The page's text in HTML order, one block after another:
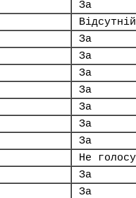
За
Відсутній
За
За
За
За
За
За
За
Не
За
За